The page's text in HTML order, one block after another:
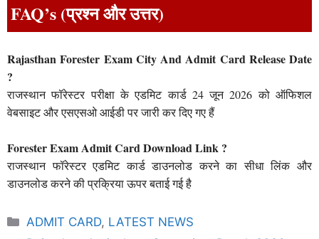
FAQ’s (प्रश्न और उत्तर)
Rajasthan Forester Exam City And Admit Card Release Date
?
राजस्थान फॉरेस्टर परीक्षा के एडमिट कार्ड 24 जून 2026 को ऑफिशल
वेबसाइट और एसएसओ आईडी पर जारी कर दिए गए हैं
Forester Exam Admit Card Download Link ?
राजस्थान फॉरेस्टर एडमिट कार्ड डाउनलोड करने का सीधा लिंक और
डाउनलोड करने की प्रक्रिया ऊपर बताई गई है
Categories
ADMIT CARD, LATEST NEWS